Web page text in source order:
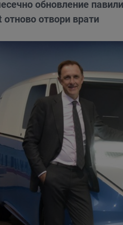
обновление
отвори врати